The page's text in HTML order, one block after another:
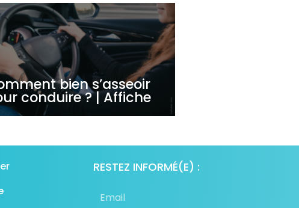
bien s’asseoir
conduire ? | Affiche
RESTEZ INFORMÉ(E) :